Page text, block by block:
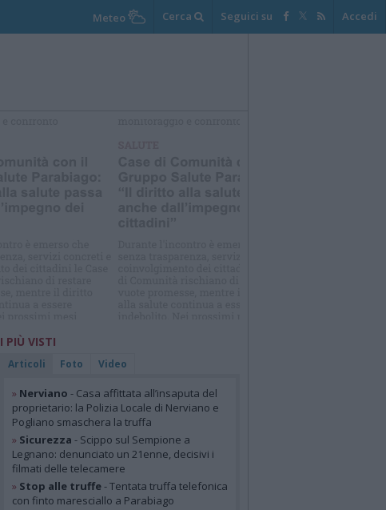
Meteo Cerca Seguici su Accedi
I PIÙ VISTI
Articoli Foto Video
» Nerviano - Casa affittata all’insaputa del
proprietario: la Polizia Locale di Nerviano e
Pogliano smaschera la truffa
» Sicurezza - Scippo sul Sempione a
Legnano: denunciato un 21enne, decisivi i
filmati delle telecamere
» Stop alle truffe- Tentata truffa telefonica
con finto maresciallo a Parabiago